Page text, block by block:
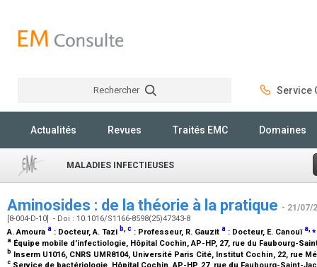
Rechercher Service
Actualités Revues Traités EMC Domaines
MALADIES INFECTIEUSES
Aminosides : de la théorie à la pratique - 21/07/
[8-004-D-10] - Doi : 10.1016/S1166-8598(25)47343-8
A. Amoura a : Docteur, A. Tazi b,c : Professeur, R. Gauzit a : Docteur, E. Canouïa,⁎
a Équipe mobile d'infectiologie, Hôpital Cochin, AP-HP, 27, rue du Faubourg-
b Inserm U1016, CNRS UMR8104, Université Paris Cité, Institut Cochin, 22, rue
c